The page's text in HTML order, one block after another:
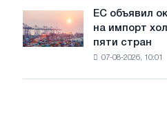
трамвайных
путей
Москвы
Ярославля
объявил
окончательные
ЕС объявил
на импорт
пяти стран
07-08-2026, 10:01